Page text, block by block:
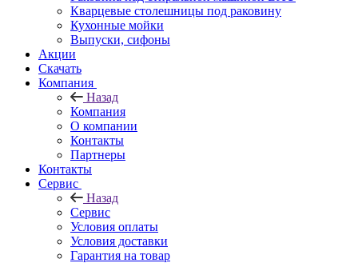
Кварцевые столешницы под раковину
Кухонные мойки
Выпуски, сифоны
Акции
Скачать
Компания
Назад
Компания
О компании
Контакты
Партнеры
Контакты
Сервис
Назад
Сервис
Условия оплаты
Условия доставки
Гарантия на товар